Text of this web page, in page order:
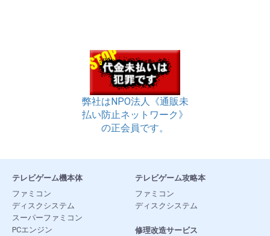
弊社はNPO法人《通販未
払い防止ネットワーク》
の正会員です。
テレビゲーム機本体
ファミコン
ディスクシステム
スーパーファミコン
PCエンジン
テレビゲーム攻略本
ファミコン
ディスクシステム
修理改造サービス